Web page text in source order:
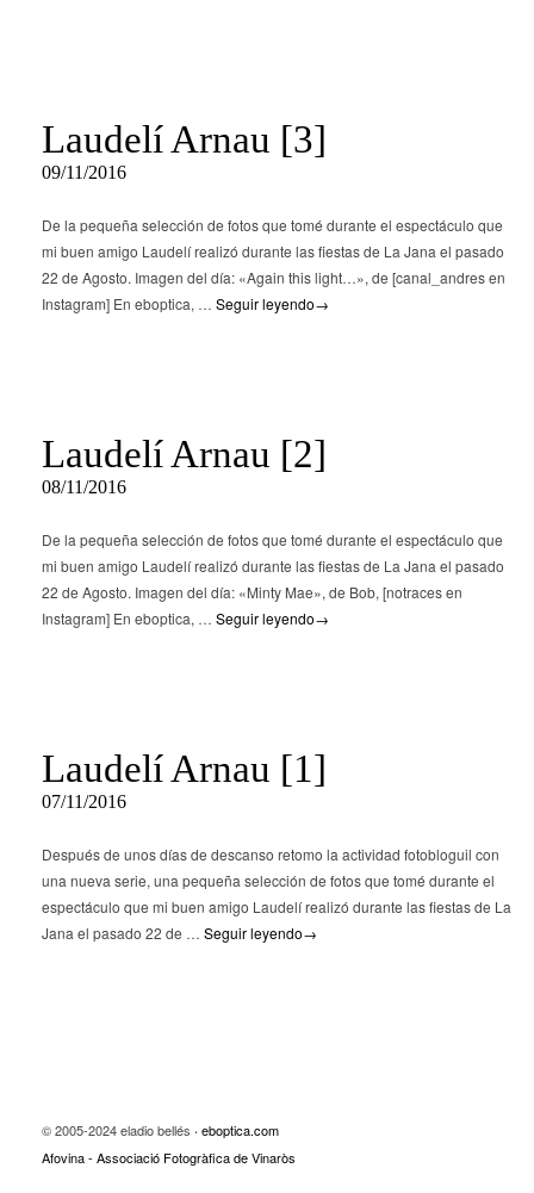
Laudelí Arnau [3]
09/11/2016
De la pequeña selección de fotos que tomé durante el espectáculo que
mi buen amigo Laudelí realizó durante las fiestas de La Jana el pasado
22 de Agosto. Imagen del día: «Again this light…», de [canal_andres en
Instagram] En eboptica, … Seguir leyendo→
Laudelí Arnau [2]
08/11/2016
De la pequeña selección de fotos que tomé durante el espectáculo que
mi buen amigo Laudelí realizó durante las fiestas de La Jana el pasado
22 de Agosto. Imagen del día: «Minty Mae», de Bob, [notraces en
Instagram] En eboptica, … Seguir leyendo→
Laudelí Arnau [1]
07/11/2016
Después de unos días de descanso retomo la actividad fotobloguil con
una nueva serie, una pequeña selección de fotos que tomé durante el
espectáculo que mi buen amigo Laudelí realizó durante las fiestas de La
Jana el pasado 22 de … Seguir leyendo→
© 2005-2024 eladio bellés · eboptica.com
Afovina - Associació Fotogràfica de Vinaròs